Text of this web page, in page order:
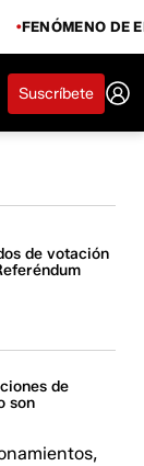
FENÓMENO DE
Suscríbete
de votación
de
son